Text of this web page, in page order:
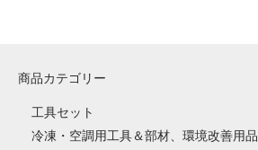
商品カテゴリー
工具セット
冷凍・空調用工具＆部材、環境改善用品